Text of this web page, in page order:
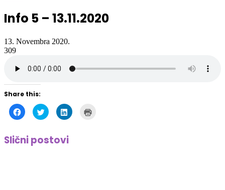
Info 5 – 13.11.2020
13. Novembra 2020.
309
Share this:
Click
to
share
Facebook
(Opens
in
Click
to
share
(Opens
in
Click
to
Slični postovi